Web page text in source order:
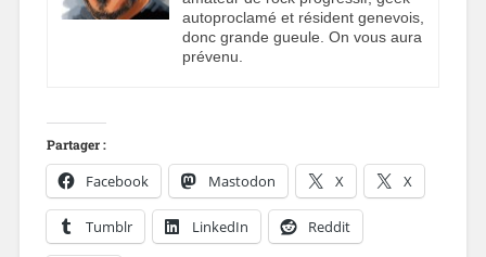
autoproclamé et résident genevois,
donc grande gueule. On vous aura
prévenu.
Partager :
Facebook Mastodon X X
Tumblr LinkedIn Reddit